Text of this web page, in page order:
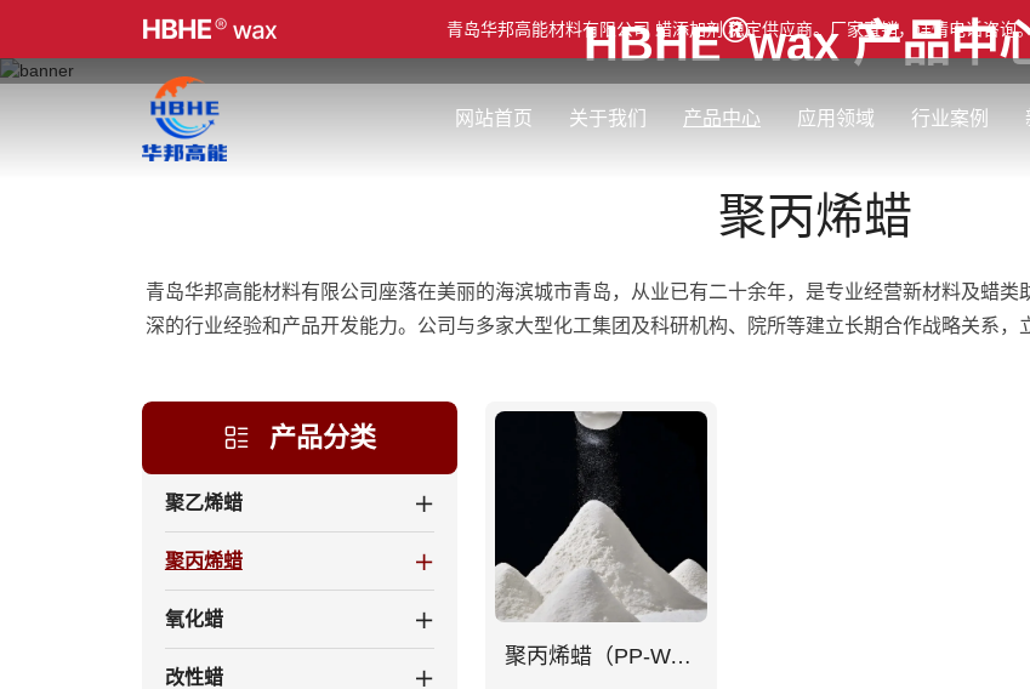
青岛华邦高能材料有限公司 蜡添加剂 稳定供应商。厂家直销，详情电话咨询
网站首页 关于我们 产品中心 应用领域 行业案例
HBHE®wax 产品中
网站首页 HBHE ®wax 产品中心 聚丙烯蜡
聚丙烯蜡
青岛华邦高能材料有限公司座落在美丽的海滨城市青岛，从业已有二十余年，是专业经营新材料及蜡
深的行业经验和产品开发能力。公司与多家大型化工集团及科研机构、院所等建立长期合作战略关系，
产品分类
聚乙烯蜡
聚丙烯蜡
氧化蜡
改性蜡
聚丙烯蜡（PP-WAX）